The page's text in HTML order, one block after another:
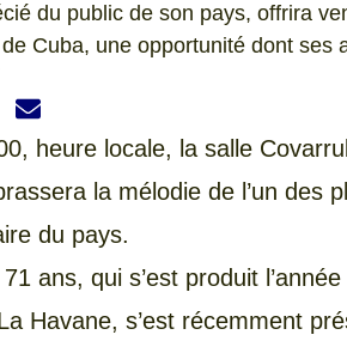
du public de son pays, offrira
Cuba, une opportunité dont ses
heure locale, la salle
la mélodie de l’un des
du pays.
ans, qui s’est produit
Havane, s’est récemment